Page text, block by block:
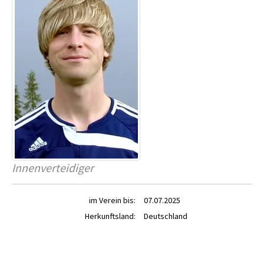
Innenverteidiger
im Verein bis:
07.07.2025
Herkunftsland:
Deutschland